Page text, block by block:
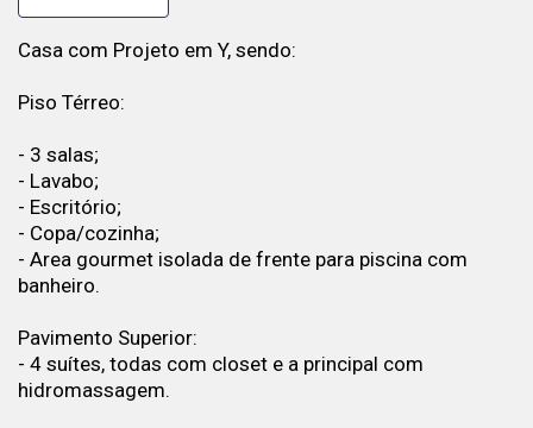
Casa com Projeto em Y, sendo:
Piso Térreo:
- 3 salas;
- Lavabo;
- Escritório;
- Copa/cozinha;
- Area gourmet isolada de frente para piscina com
banheiro.
Pavimento Superior:
- 4 suítes, todas com closet e a principal com
hidromassagem.